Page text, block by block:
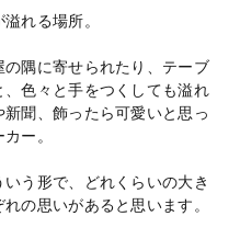
れる場所。
隅に寄せられたり、テーブ
色々と手をつくしても溢れ
聞、飾ったら可愛いと思っ
ー。
う形で、どれくらいの大き
の思いがあると思います。